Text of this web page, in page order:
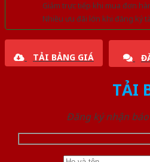
Giảm trực tiếp khi mua đơn
Nhiều ưu đãi lớn khi đăng ký
TẢI BẢNG GIÁ
TẢI
Đăng ký nhận